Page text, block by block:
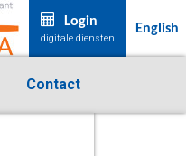
Login
digitale diensten
English
Contact